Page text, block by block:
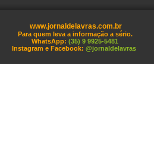
www.jornaldelavras.com.br
Para quem leva a informação a sério.
WhatsApp: (35) 9 9925-5481
Instagram e Facebook: @jornaldelavras